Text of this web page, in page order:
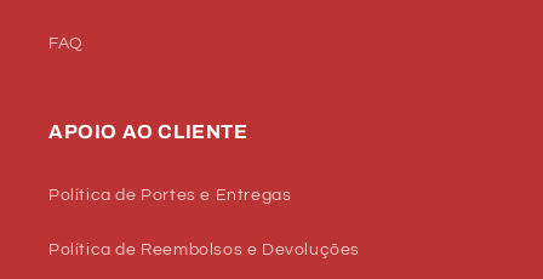
FAQ
APOIO AO CLIENTE
Política de Portes e Entregas
Política de Reembolsos e Devoluções